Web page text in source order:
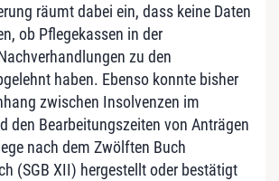
räumt dabei ein, dass keine Daten
ob Pflegekassen in der
zu den
haben. Ebenso konnte bisher
zwischen Insolvenzen im
den Bearbeitungszeiten von Anträgen
nach dem Zwölften Buch
(SGB XII) hergestellt oder bestätigt